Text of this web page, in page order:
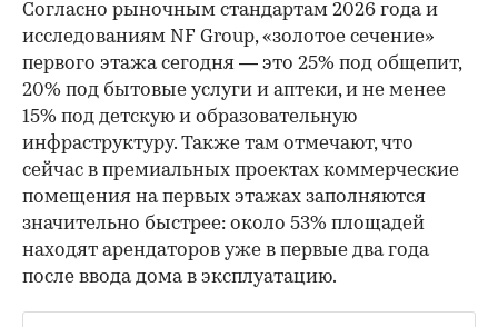
Согласно рыночным стандартам 2026 года и
исследованиям NF Group, «золотое сечение»
первого этажа сегодня — это 25% под общепит,
20% под бытовые услуги и аптеки, и не менее
15% под детскую и образовательную
инфраструктуру. Также там отмечают, что
сейчас в премиальных проектах коммерческие
помещения на первых этажах заполняются
значительно быстрее: около 53% площадей
находят арендаторов уже в первые два года
после ввода дома в эксплуатацию.